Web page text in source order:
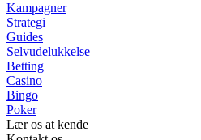
Kampagner
Strategi
Guides
Selvudelukkelse
Betting
Casino
Bingo
Poker
Lær os at kende